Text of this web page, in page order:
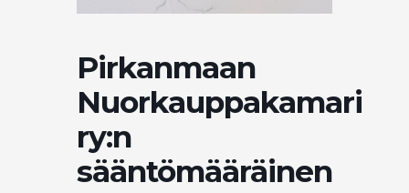
Pirkanmaan
Nuorkauppakamari
ry:n
sääntömääräinen